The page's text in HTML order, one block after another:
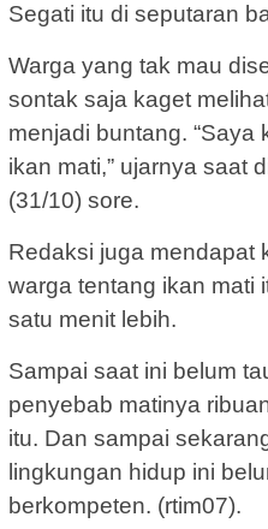
Segati itu di seputaran
Warga yang tak mau
sontak saja kaget
menjadi buntang. “Saya
ikan mati,” ujarnya saat
(31/10) sore.
Redaksi juga mendapat
warga tentang ikan mati
satu menit lebih.
Sampai saat ini belum
penyebab matinya
itu. Dan sampai
lingkungan hidup ini
berkompeten. (rtim07).